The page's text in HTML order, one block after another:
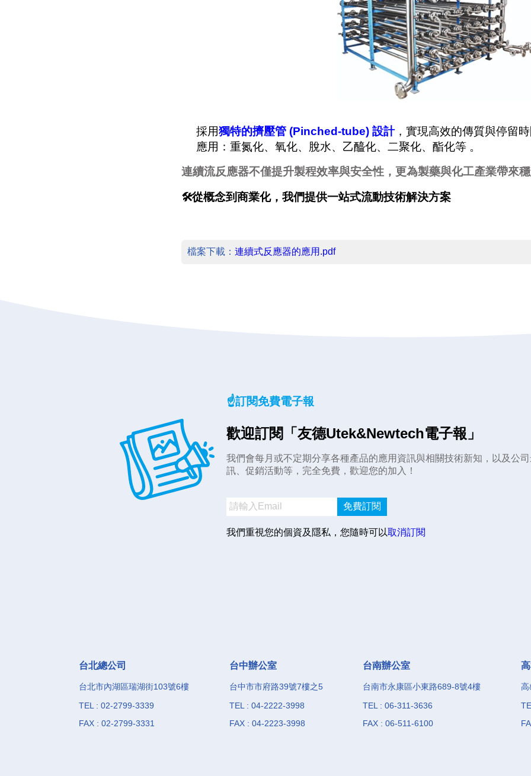
採用獨特的擠壓管 (Pinched-tube) 設計，實現高效的傳質與停留
應用：重氮化、氧化、脫水、乙醯化、二聚化、酯化等 。
連續流反應器不僅提升製程效率與安全性，更為製藥與化工產業帶來
🛠️從概念到商業化，我們提供一站式流動技術解決方案
檔案下載： 連續式反應器的應用.pdf
☝️訂閱免費電子報
歡迎訂閱「友德Utek&Newtech電子報」
我們會每月或不定期分享各種產品的應用資訊與相關技術新知，以及公
訊、促銷活動等，完全免費，歡迎您的加入！
免費訂閱
我們重視您的個資及隱私，您隨時可以取消訂閱
台北總公司
台北市內湖區瑞湖街103號6樓
TEL : 02-2799-3339
FAX : 02-2799-3331
台中辦公室
台中市市府路39號7樓之5
TEL : 04-2222-3998
FAX : 04-2223-3998
台南辦公室
台南市永康區小東路689-8號4樓
TEL : 06-311-3636
FAX : 06-511-6100
高